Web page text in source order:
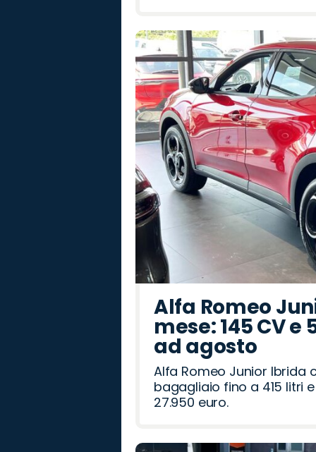
Alfa Romeo
mese: 145 CV
ad agosto
Alfa Romeo Junior Ibrida
bagagliaio fino a 415 litri
27.950 euro.